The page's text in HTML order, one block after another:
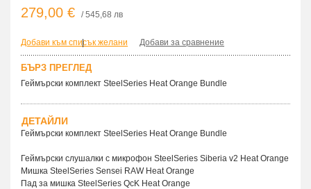
279,00 € / 545,68 лв
Добави към списък желани
| Добави за сравнение
БЪРЗ ПРЕГЛЕД
Геймърски комплект SteelSeries Heat Orange Bundle
ДЕТАЙЛИ
Геймърски комплект SteelSeries Heat Orange Bundle
Геймърски слушалки с микрофон SteelSeries Siberia v2 Heat Orange
Мишка SteelSeries Sensei RAW Heat Orange
Пад за мишка SteelSeries QcK Heat Orange